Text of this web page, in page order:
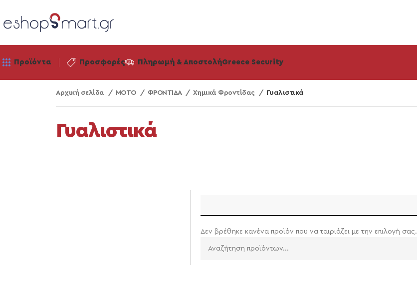
Προϊόντα Προσφορές Πληρωμή & ΑποστολήGreece Security
Αρχική σελίδα ΜΟΤΟ ΦΡΟΝΤΙΔΑ Χημικά Φροντίδας Γυαλιστικά
Γυαλιστικά
Δεν βρέθηκε κανένα προϊόν που να ταιριάζει με την επιλογή σας.